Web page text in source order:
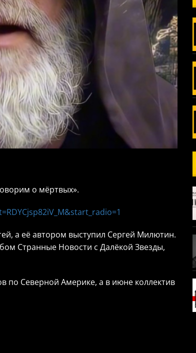
о мёртвых».
а её автором выступил Сергей Милютин.
Странные Новости с Далёкой Звезды,
по Северной Америке, а в июне коллектив